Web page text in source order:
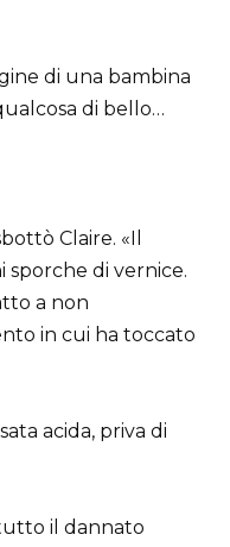
di una bambina
di bello…
Claire. «Il
sporche di vernice.
a non
in cui ha toccato
acida, priva di
il dannato